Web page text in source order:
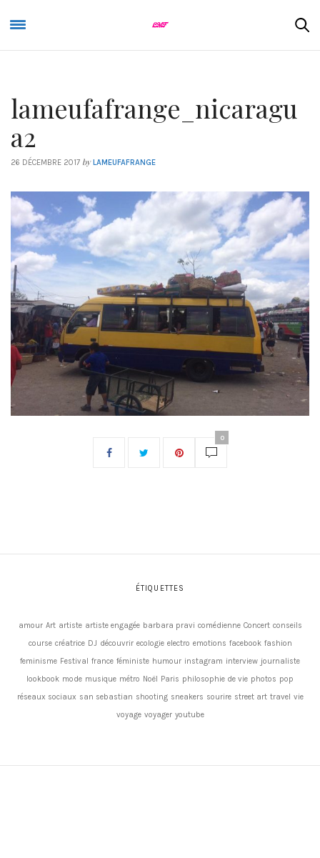
lameufafrange_nicaragu
a2
26 DÉCEMBRE 2017 by LAMEUFAFRANGE
0
ÉTIQUETTES
amour Art artiste artiste engagée barbara pravi comédienne Concert conseils
course créatrice DJ découvrir ecologie electro emotions facebook fashion
feminisme Festival france féministe humour instagram interview journaliste
lookbook mode musique métro Noël Paris philosophie de vie photos pop
réseaux sociaux san sebastian shooting sneakers sourire street art travel vie
voyage voyager youtube